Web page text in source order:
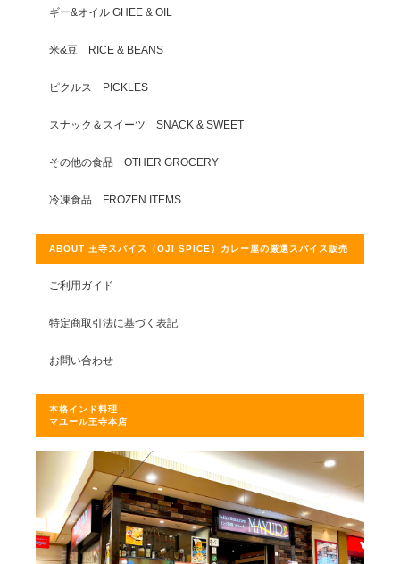
ギー&オイル GHEE & OIL
米&豆 RICE & BEANS
ピクルス PICKLES
スナック＆スイーツ SNACK & SWEET
その他の食品 OTHER GROCERY
冷凍食品 FROZEN ITEMS
ABOUT 王寺スパイス（OJI SPICE）カレー屋の厳選スパイス販売
ご利用ガイド
特定商取引法に基づく表記
お問い合わせ
本格インド料理
マユール王寺本店